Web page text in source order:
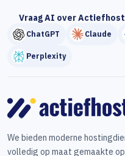
Vraag AI over Actiefhost
ChatGPT Claude
Perplexity
We bieden moderne
volledig op maat gemaakte